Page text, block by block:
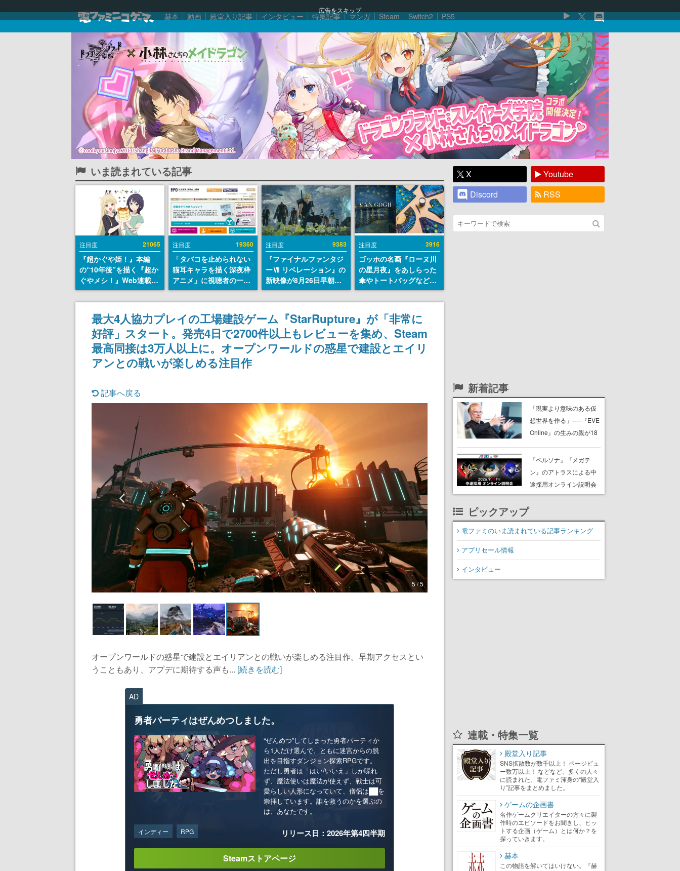
広告をスキップ
赫本 動画 殿堂入り記事 インタビュー 特集記事 マンガ Steam Switch2 PS5
いま読まれている記事
注目度 21065
『超かぐや姫！』本編
の“10年後”を描く『超か
ぐやメシ！』Web連載決
定。新たなWebマンガレ
ーベル「ビビビコミッ
ク」にて特別話が掲載ス
タート、あのお話には…
まだ続きがある！
注目度 19360
「タバコを止められない
猫耳キャラを描く深夜枠
アニメ」に視聴者の一部
から批判意見。違法薬物
の使用と思しき描写も含
めて、BPOが議論を交わ
す
注目度 9383
『ファイナルファンタジ
ーⅦ リベレーション』の
新映像が8月26日早朝に
公開へ。『FF7』リメイ
クシリーズの完結編、
「gamescom」のオープ
ニングナイトライブにて
ディレクターの浜口直樹
氏が登壇する予定
注目度 3916
ゴッホの名画『ローヌ川
の星月夜』をあしらった
傘やトートバッグなどが
登場。8月7日21時より2
日間限定で予約販売
最大4人協力プレイの工場建設ゲーム『StarRupture』が「非常に
好評」スタート。発売4日で2700件以上もレビューを集め、Steam
最高同接は3万人以上に。オープンワールドの惑星で建設とエイリ
アンとの戦いが楽しめる注目作
記事へ戻る
5 / 5
オープンワールドの惑星で建設とエイリアンとの戦いが楽しめる注目作。早期アクセスとい
うこともあり、アプデに期待する声も... [続きを読む]
AD
勇者パーティはぜんめつしました。
“ぜんめつ”してしまった勇者パーティか
ら1人だけ選んで、ともに迷宮からの脱
出を目指すダンジョン探索RPGです。
ただし勇者は「はい/いいえ」しか喋れ
ず、魔法使いは魔法が使えず、戦士は可
愛らしい人形になっていて、僧侶は██を
崇拝しています。誰を救うのかを選ぶの
は、あなたです。
インディー RPG リリース日：2026年第4四半期
Steamストアページ
X
Youtube
Discord
RSS
新着記事
「現実より意味のある仮
想世界を作る」──『EVE
Online』の生みの親が18
な宣言”は、比喩ではなく
本気だった
『ペルソナ』『メガテ
ン』のアトラスによる中
途採用オンライン説明会
が9月11日に無料開催。
ー、デザイナーなど全職
種で募集
ピックアップ
電ファミのいま読まれている記事ランキング
アプリセール情報
インタビュー
連載・特集一覧
殿堂入り記事
SNS拡散数が数千以上！ ページビュ
ー数万以上！ などなど。多くの人々
に読まれた、電ファミ渾身の“殿堂入
り”記事をまとめました。
ゲームの企画書
名作ゲームクリエイターの方々に製
作時のエピソードをお聞きし、ヒッ
トする企画（ゲーム）とは何か？を
探っていきます。
赫本
この物語を解いてはいけない。『赫